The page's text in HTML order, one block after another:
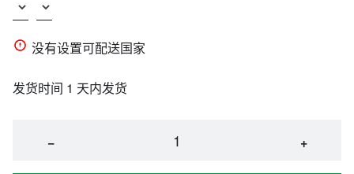
没有设置可配送国家
发货时间 1 天内发货
− +